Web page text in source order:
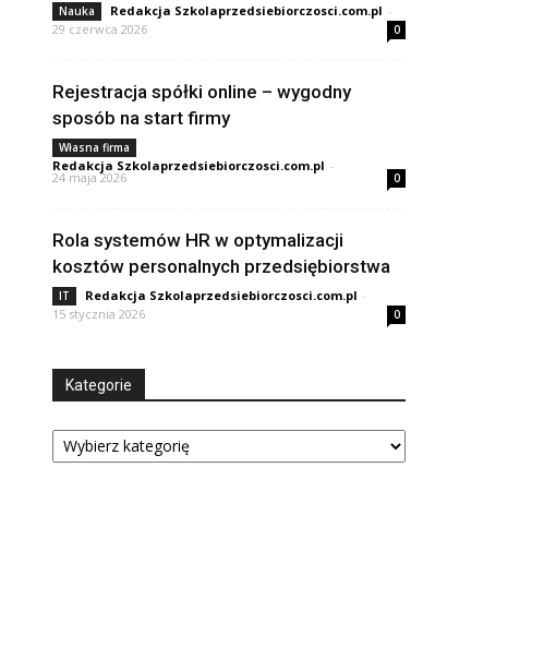
Nauka Redakcja Szkolaprzedsiebiorczosci.com.pl -
29 czerwca 2026
0
Rejestracja spółki online – wygodny
sposób na start firmy
Własna firma
Redakcja Szkolaprzedsiebiorczosci.com.pl -
24 maja 2026 0
Rola systemów HR w optymalizacji
kosztów personalnych przedsiębiorstwa
IT Redakcja Szkolaprzedsiebiorczosci.com.pl -
15 stycznia 2026
0
Kategorie
Kategorie